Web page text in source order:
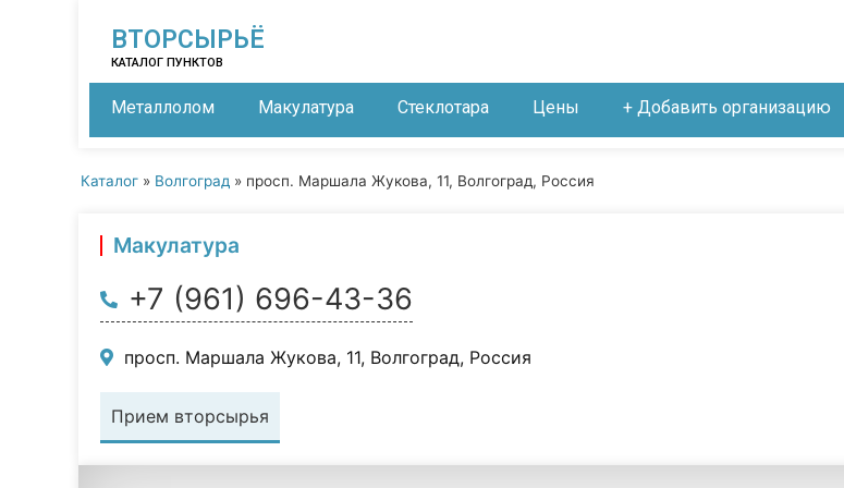
ВТОРСЫРЬЁ
КАТАЛОГ ПУНКТОВ
Металлолом Макулатура Стеклотара Цены + Добавить организацию
Каталог » Волгоград » просп. Маршала Жукова, 11, Волгоград, Россия
Макулатура
+7 (961) 696-43-36
просп. Маршала Жукова, 11, Волгоград, Россия
Прием вторсырья